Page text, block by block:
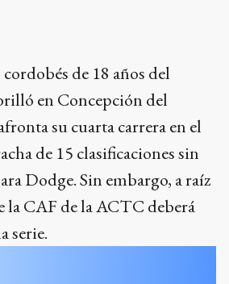
de 18 años del
en Concepción del
su cuarta carrera en el
de 15 clasificaciones sin
Dodge. Sin embargo, a raíz
la CAF de la ACTC deberá
serie.